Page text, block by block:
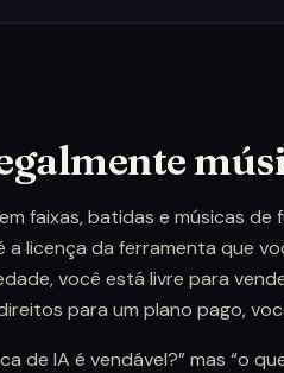
faixas, batidas e músicas de
licença da ferramenta que
você está livre para
para um plano pago,
de IA é vendável?” mas “o